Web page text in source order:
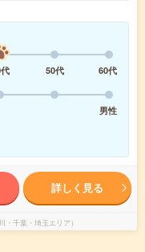
50代
60代
男性
詳しく見る
千葉・埼玉エリア）